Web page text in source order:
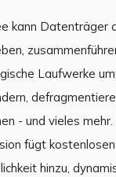
kann Datenträger
Laufwerke
- und vieles
fügt
hinzu,